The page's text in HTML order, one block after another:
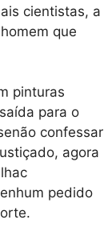
cientistas, a
que
pinturas
para o
confessar
agora
pedido